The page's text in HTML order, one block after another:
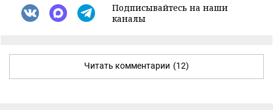
Подписывайтесь на наши
каналы
Читать комментарии (12)